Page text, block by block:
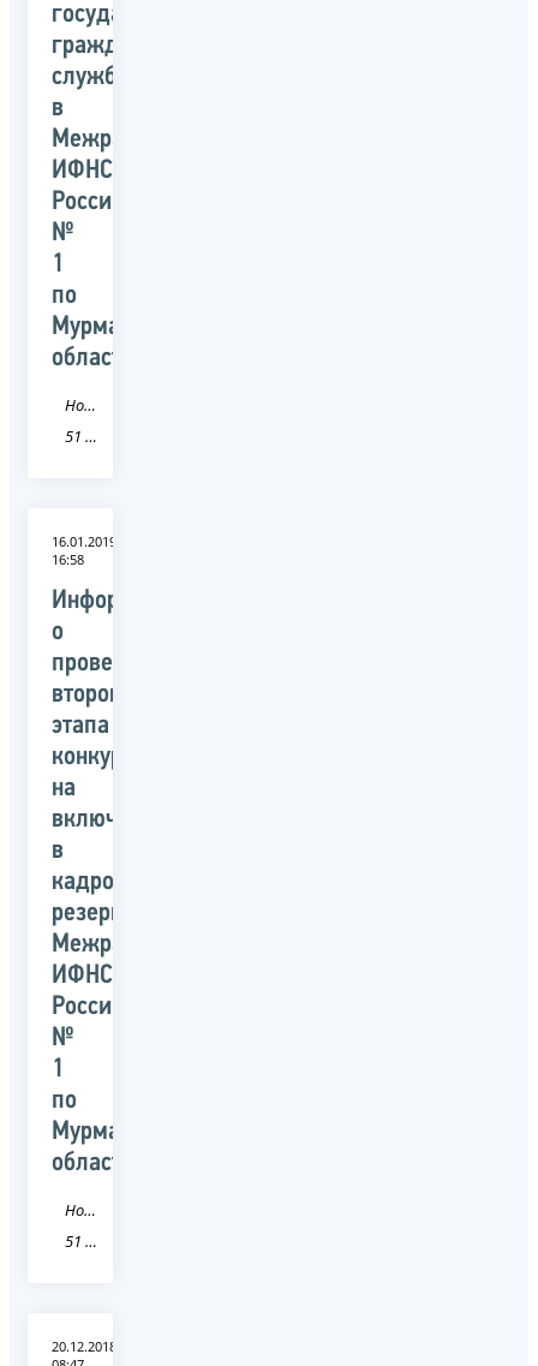
государственной
гражданской
службы
в
Межрайонной
ИФНС
России
№
1
по
Мурманской
области
Новость
51 Мурманская область
16.01.2019
16:58
Информация
о
проведении
второго
этапа
конкурса
на
включение
в
кадровый
резерв
Межрайонной
ИФНС
России
№
1
по
Мурманской
области
Новость
51 Мурманская область
20.12.2018